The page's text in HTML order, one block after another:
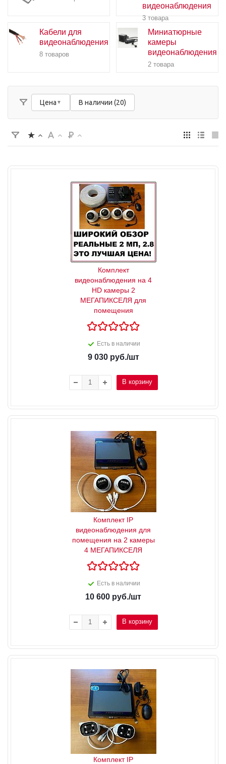
видеонаблюдения
3 товара
Кабели для
видеонаблюдения
8 товаров
Миниатюрные
камеры
видеонаблюдения
2 товара
Цена В наличии (20)
Комплект
видеонаблюдения на 4
HD камеры 2
МЕГАПИКСЕЛЯ для
помещения
Есть в наличии
9 030руб./шт
В корзину
Комплект IP
видеонаблюдения для
помещения на 2 камеры
4 МЕГАПИКСЕЛЯ
Есть в наличии
10 600 руб./шт
В корзину
Комплект IP